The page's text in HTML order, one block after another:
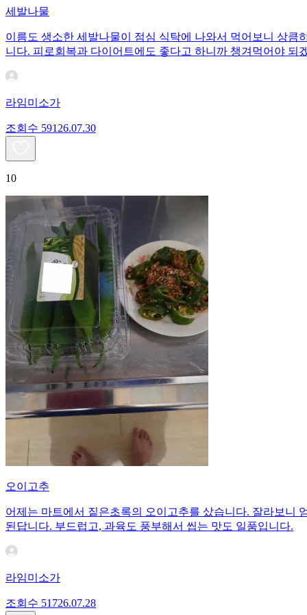
세발나물
이름도 생소한 세발나물이 점심 식탁에 나와서 먹어보니 상
니다. 피로회복과 다이어트에도 좋다고 하니까 챙겨먹어야 되
라임미소가
조회수 591 26.07.30
10
오이고추
어제는 마트에서 짙은초록의 오이고추를 샀습니다. 잘라보니
된답니다. 부드럽고, 과육도 풍부해서 씹는 맛도 일품입니다.
라임미소가
조회수 51726.07.28